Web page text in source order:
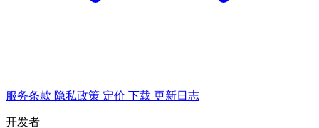
服务条款 隐私政策 定价 下载 更新日志
开发者